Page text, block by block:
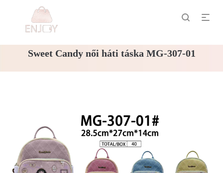
Sweet Candy női háti táska MG-307-01